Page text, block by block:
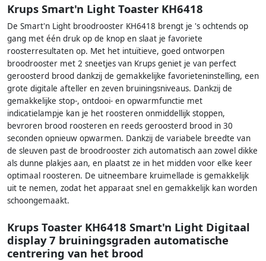
Krups Smart'n Light Toaster KH6418
De Smart'n Light broodrooster KH6418 brengt je 's ochtends op
gang met één druk op de knop en slaat je favoriete
roosterresultaten op. Met het intuïtieve, goed ontworpen
broodrooster met 2 sneetjes van Krups geniet je van perfect
geroosterd brood dankzij de gemakkelijke favorieteninstelling, een
grote digitale afteller en zeven bruiningsniveaus. Dankzij de
gemakkelijke stop-, ontdooi- en opwarmfunctie met
indicatielampje kan je het roosteren onmiddellijk stoppen,
bevroren brood roosteren en reeds geroosterd brood in 30
seconden opnieuw opwarmen. Dankzij de variabele breedte van
de sleuven past de broodrooster zich automatisch aan zowel dikke
als dunne plakjes aan, en plaatst ze in het midden voor elke keer
optimaal roosteren. De uitneembare kruimellade is gemakkelijk
uit te nemen, zodat het apparaat snel en gemakkelijk kan worden
schoongemaakt.
Krups Toaster KH6418 Smart'n Light Digitaal
display 7 bruiningsgraden automatische
centrering van het brood